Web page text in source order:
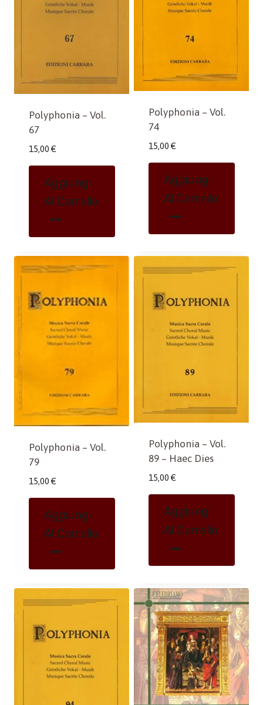
Polyphonia – Vol.
67
15,00 €
Aggiungi
Al Carrello
Polyphonia – Vol.
74
15,00 €
Aggiungi
Al Carrello
Polyphonia – Vol.
79
15,00 €
Aggiungi
Al Carrello
Polyphonia – Vol.
89 – Haec Dies
15,00 €
Aggiungi
Al Carrello